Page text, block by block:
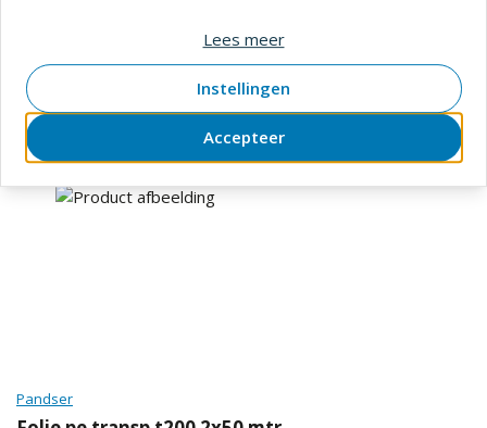
Folie pe transp t100 2x50 mtr
SKU Verpakt perrol
Prijs op aanvraag
Pandser
Accepteer
Instellingen
Lees meer